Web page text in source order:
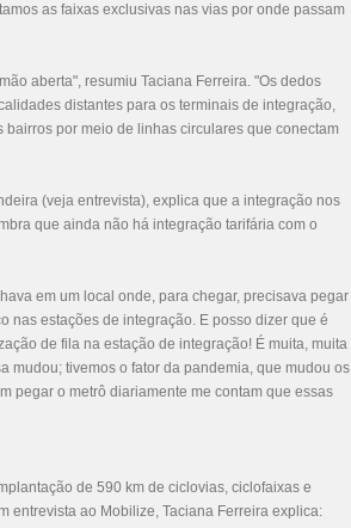
as faixas exclusivas nas vias por onde passam
aberta", resumiu Taciana Ferreira. "Os dedos
distantes para os terminais de integração,
por meio de linhas circulares que conectam
(veja entrevista), explica que a integração nos
que ainda não há integração tarifária com o
em um local onde, para chegar, precisava pegar
nas estações de integração. E posso dizer que é
de fila na estação de integração! É muita, muita
mudou; tivemos o fator da pandemia, que mudou os
pegar o metrô diariamente me contam que essas
de 590 km de ciclovias, ciclofaixas e
entrevista ao Mobilize, Taciana Ferreira explica: